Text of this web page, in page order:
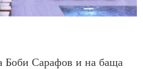
Боби Сарафов и на баща